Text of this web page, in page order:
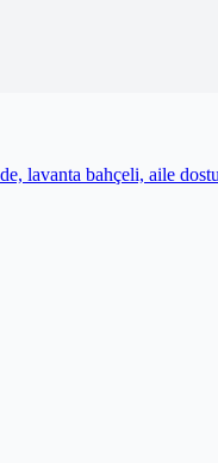
lavanta bahçeli, aile